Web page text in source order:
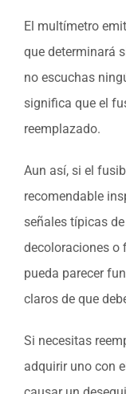
El multímetro
que determinará
no escuchas
significa que el
reemplazado.
Aun así, si el
recomendable
señales típicas
decoloraciones o
pueda parecer
claros de que
Si necesitas
adquirir uno con